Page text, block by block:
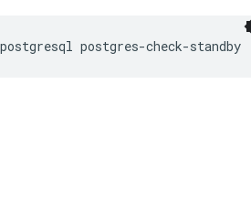
postgres-check-standby